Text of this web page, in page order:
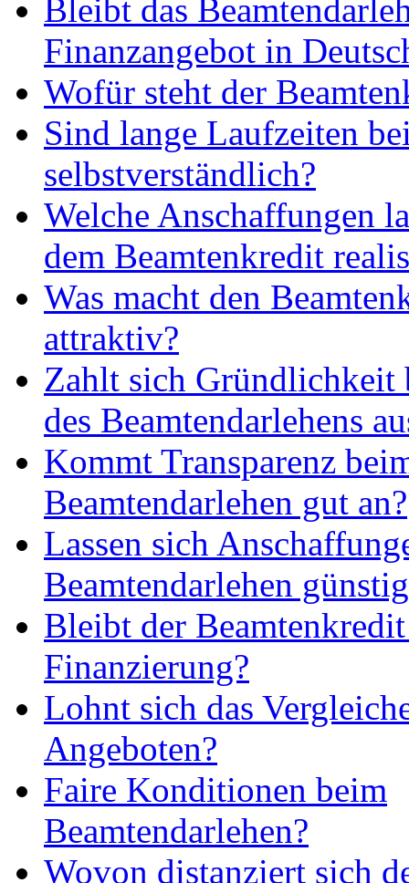
Bleibt das
Finanzangebot in
Wofür steht der
Sind lange Laufzeiten
selbstverständlich?
Welche Anschaffungen
dem Beamtenkredit
Was macht den
attraktiv?
Zahlt sich Gründlichkeit
des Beamtendarlehens
Kommt Transparenz
Beamtendarlehen gut an?
Lassen sich
Beamtendarlehen
Bleibt der
Finanzierung?
Lohnt sich das
Angeboten?
Faire Konditionen beim
Beamtendarlehen?
Wovon distanziert sich